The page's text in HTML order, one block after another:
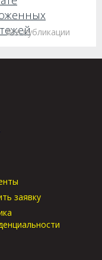
груз
Все публикации
заявку